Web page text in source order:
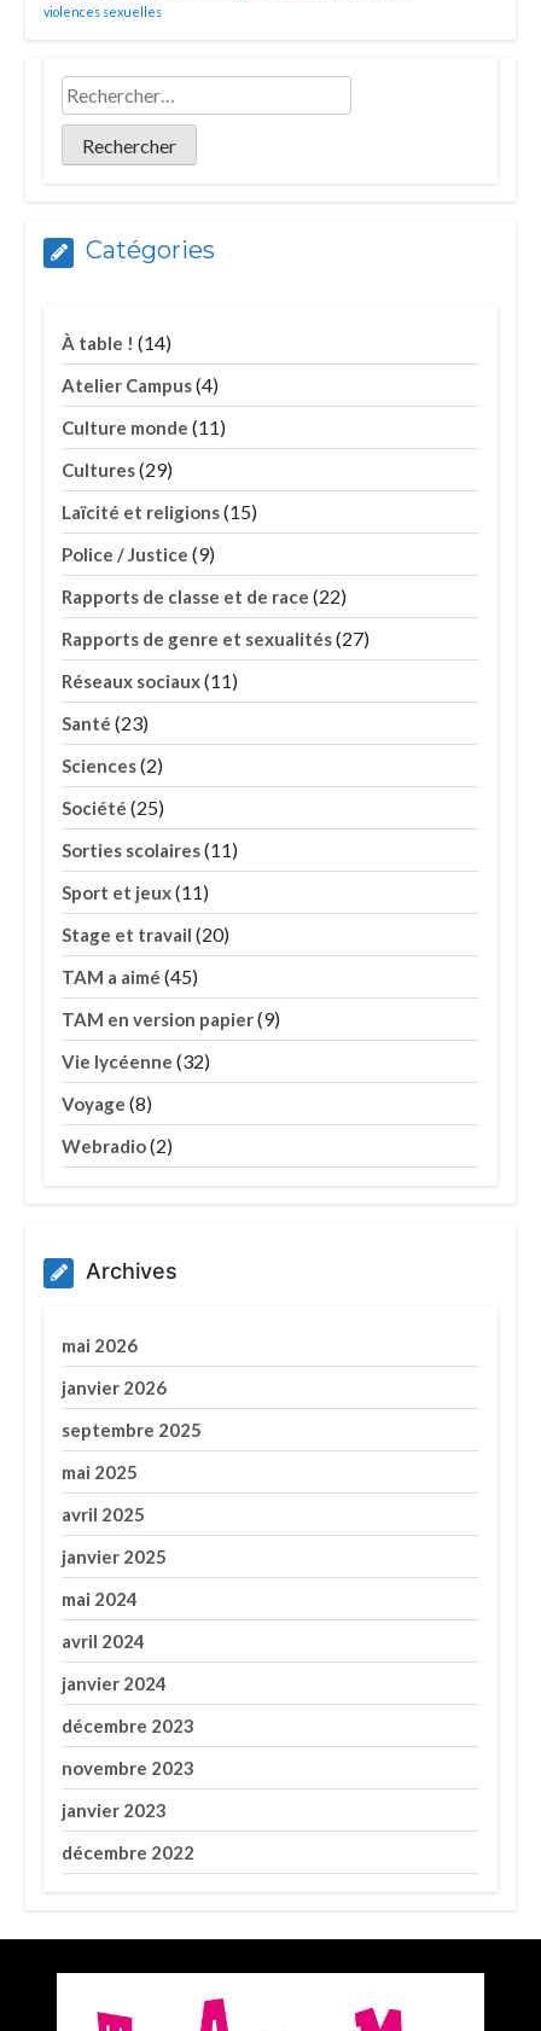
violences sexuelles
Catégories
À table ! (14)
Atelier Campus(4)
Culture monde (11)
Cultures(29)
Laïcité et religions(15)
Police / Justice (9)
Rapports de classe et de race (22)
Rapports de genre et sexualités(27)
Réseaux sociaux(11)
Santé (23)
Sciences(2)
Société (25)
Sorties scolaires(11)
Sport et jeux(11)
Stage et travail (20)
TAM a aimé (45)
TAM en version papier(9)
Vie lycéenne (32)
Voyage (8)
Webradio(2)
Archives
mai 2026
janvier 2026
septembre 2025
mai 2025
avril 2025
janvier 2025
mai 2024
avril 2024
janvier 2024
décembre 2023
novembre 2023
janvier 2023
décembre 2022